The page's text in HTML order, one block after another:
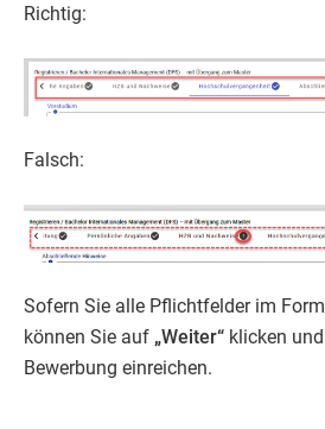
Richtig:
Falsch:
Sofern Sie alle Pflichtfelder im
können Sie auf „Weiter“ klicken
Bewerbung einreichen.